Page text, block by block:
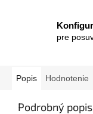
pre
Popis Hodnotenie
Podrobný popis